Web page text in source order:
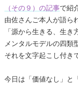
（その９）の記事で紹
由佐さんご本人が語ら
「源から生きる、生き
メンタルモデルの四類
それを文字起こし付き
今日は「価値なし」と